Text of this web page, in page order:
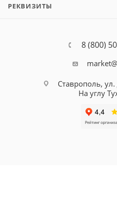
РЕКВИЗИТЫ
8 (800)
Ставрополь,
На углу